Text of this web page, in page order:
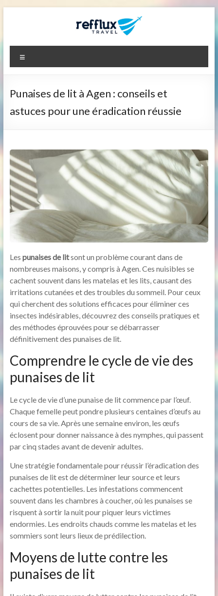
Refflux.net
Punaises de lit à Agen : conseils et
astuces pour une éradication réussie
Les punaises de litsont un problème courant dans de
nombreuses maisons, y compris à Agen. Ces nuisibles se
cachent souvent dans les matelas et les lits, causant des
irritations cutanées et des troubles du sommeil. Pour ceux
qui cherchent des solutions efficaces pour éliminer ces
insectes indésirables, découvrez des conseils pratiques et
des méthodes éprouvées pour se débarrasser
définitivement des punaises de lit.
Comprendre le cycle de vie des
punaises de lit
Le cycle de vie d’une punaise de lit commence par l’œuf.
Chaque femelle peut pondre plusieurs centaines d’œufs au
cours de sa vie. Après une semaine environ, les œufs
éclosent pour donner naissance à des nymphes, qui passent
par cinq stades avant de devenir adultes.
Une stratégie fondamentale pour réussir l’éradication des
punaises de lit est de déterminer leur source et leurs
cachettes potentielles. Les infestations commencent
souvent dans les chambres à coucher, où les punaises se
risquent à sortir la nuit pour piquer leurs victimes
endormies. Les endroits chauds comme les matelas et les
sommiers sont leurs lieux de prédilection.
Moyens de lutte contre les
punaises de lit